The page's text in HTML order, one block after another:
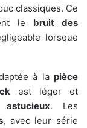
classiques. Ce
le bruit des
lorsque
à la pièce
est léger et
astucieux. Les
, avec leur série